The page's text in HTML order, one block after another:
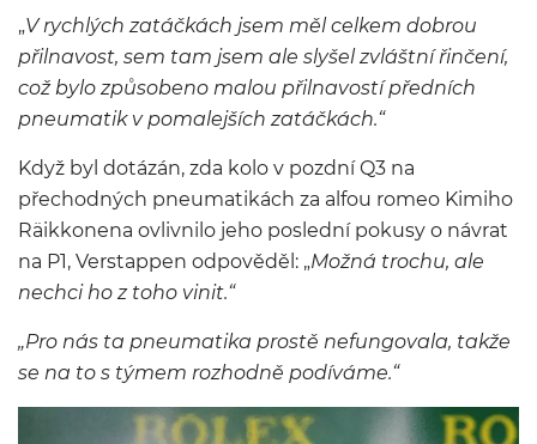
„V rychlých zatáčkách jsem měl celkem dobrou
přilnavost, sem tam jsem ale slyšel zvláštní řinčení,
což bylo způsobeno malou přilnavostí předních
pneumatik v pomalejších zatáčkách.“
Když byl dotázán, zda kolo v pozdní Q3 na
přechodných pneumatikách za alfou romeo Kimiho
Räikkonena ovlivnilo jeho poslední pokusy o návrat
na P1, Verstappen odpověděl: „Možná trochu, ale
nechci ho z toho vinit.“
„Pro nás ta pneumatika prostě nefungovala, takže
se na to s týmem rozhodně podíváme.“